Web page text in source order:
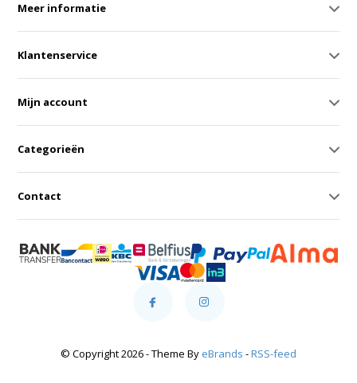
Meer informatie
Klantenservice
Mijn account
Categorieën
Contact
© Copyright 2026 - Theme By eBrands -RSS-feed